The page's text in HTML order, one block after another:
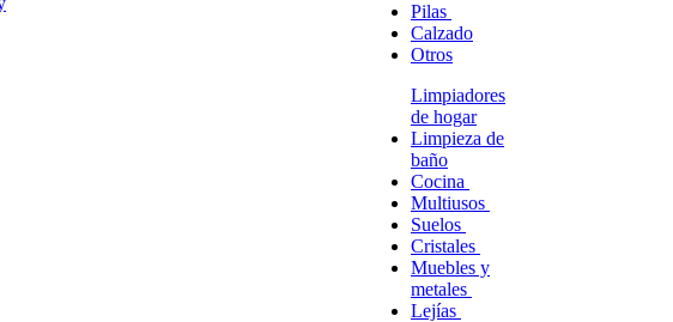
Pilas
Calzado
Otros
Limpiadores
de hogar
Limpieza de
baño
Cocina
Multiusos
Suelos
Cristales
Muebles y
metales
Lejías